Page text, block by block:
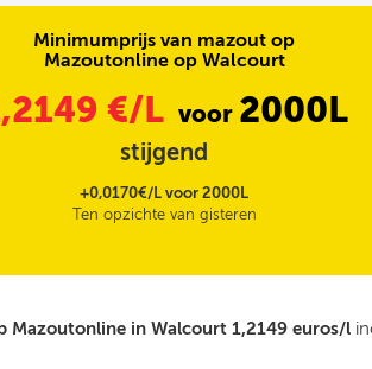
Minimumprijs van mazout op
Mazoutonline op Walcourt
€/L voor 2000L
stijgend
+0,0170€/L voor 2000L
Ten opzichte van gisteren
Mazoutonline in Walcourt 1,2149 euros/l